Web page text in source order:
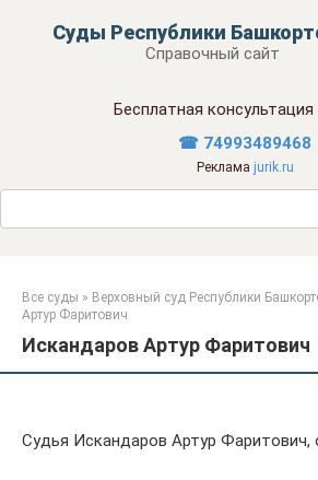
Суды Республики
Справочный сайт
Бесплатная
☎ 74993489468
Реклама jurik.ru
Поиск:
Все суды » Верховный суд Республики
Артур Фаритович
Искандаров Артур Фаритович
Судья Искандаров Артур Фаритович,